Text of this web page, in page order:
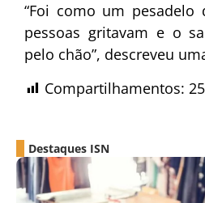
“Foi como um
pessoas gritavam e o
pelo chão”, descreveu
Compartilhamentos:
Destaques ISN